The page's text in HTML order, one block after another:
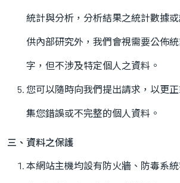
統計與分析，分析結果之統計數據
供內部研究外，我們會視需要公佈
字，但不涉及特定個人之資料。
您可以隨時向我們提出請求，以更
集您錯誤或不完整的個人資料。
三、資料之保護
本網站主機均設有防火牆、防毒系